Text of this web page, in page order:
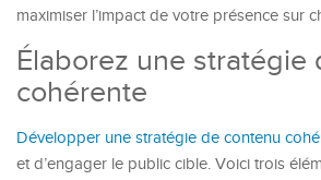
maximiser l’impact de votre présence sur
Élaborez une stratégie
cohérente
Développer une stratégie de contenu
et d’engager le public cible. Voici trois